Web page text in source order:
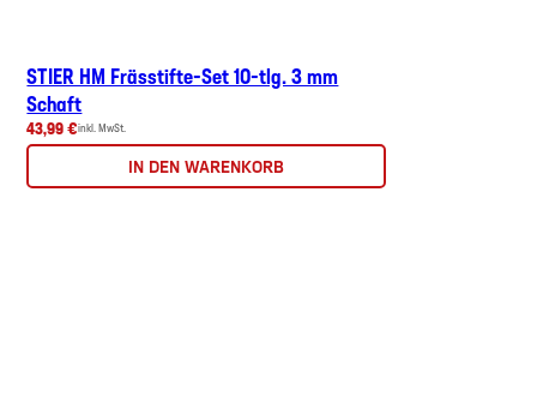
STIER HM Frässtifte-Set 10-tlg. 3 mm
Schaft
43,99 €inkl. MwSt.
IN DEN WARENKORB